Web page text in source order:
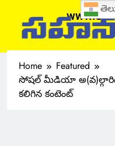
Home
Featured
సోషల్ మీడియా
కలిగిన కంటెంట్